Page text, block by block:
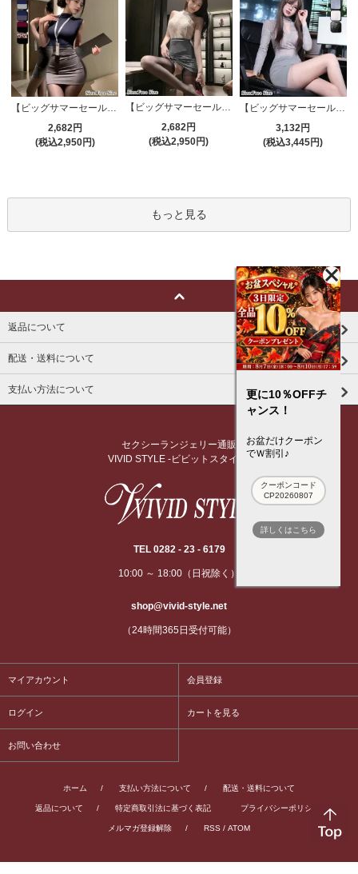
2,682円
(税込2,950円)
【ビッグサマーセール対象品】セクシーコスプレ(SEXYCOSPLAY) 4191
2,682円
(税込2,950円)
【ビッグサマーセール対象品】セクシーコスプレ(SEXYCOSPLAY) 4173
3,132円
(税込3,445円)
もっと見る
返品について
配送・送料について
支払い方法について
セクシーランジェリー通販
VIVID STYLE -ビビットスタイル-
TEL 0282 - 23 - 6179
10:00 ～ 18:00（日祝除く）
shop@vivid-style.net
（24時間365日受付可能）
マイアカウント 会員登録
ログイン カートを見る
お問い合わせ
ホーム / 支払い方法について / 配送・送料について
返品について / 特定商取引法に基づく表記 プライバシーポリシー
メルマガ登録解除 / RSS / ATOM
更に10％OFFチ
ャンス！
お盆だけクーポン
でＷ割引♪
クーポンコード
CP20260807
詳しくはこちら